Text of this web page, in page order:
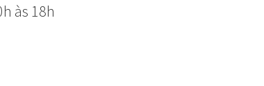
às 18h